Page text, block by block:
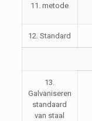
11. metode
12. Standard
13.
Galvaniseren
standaard
van staal